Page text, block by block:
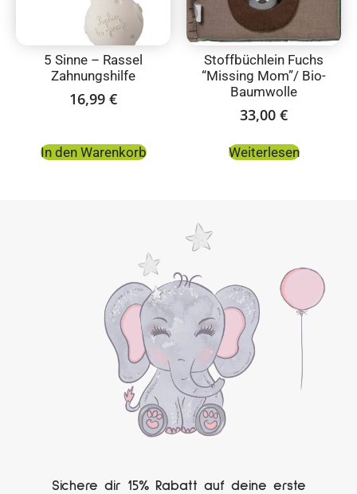
5 Sinne – Rassel
Zahnungshilfe
16,99 €
In den Warenkorb
Stoffbüchlein Fuchs
“Missing Mom”/ Bio-
Baumwolle
33,00 €
Weiterlesen
Sichere dir 15% Rabatt auf deine erste